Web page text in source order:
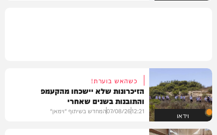
וידאו
כשהאש בוערת!
הזיכרונות שלא יישכחו מהקעמפ
והתובנות בשנים שאחרי
12:21
07/08/26המחדש בשיתוף "וימאן"